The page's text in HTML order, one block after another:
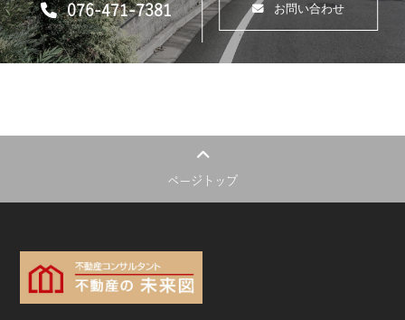
076-471-7381 お問い合わせ
ページトップ